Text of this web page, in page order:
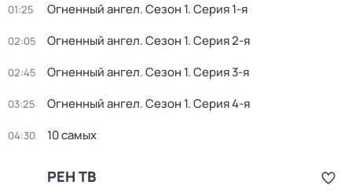
01:25 Огненный ангел. Сезон 1. Серия 1-я
02:05 Огненный ангел. Сезон 1. Серия 2-я
02:45 Огненный ангел. Сезон 1. Серия 3-я
03:25 Огненный ангел. Сезон 1. Серия 4-я
04:30 10 самых
РЕН ТВ